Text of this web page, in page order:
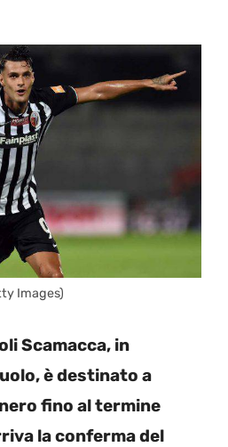
Images)
Scamacca, in
è destinato a
fino al termine
la conferma del